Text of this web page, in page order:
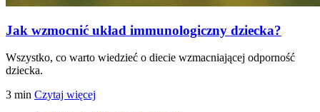
Jak wzmocnić układ immunologiczny dziecka?
Wszystko, co warto wiedzieć o diecie wzmacniającej odporność
dziecka.
3 min Czytaj więcej